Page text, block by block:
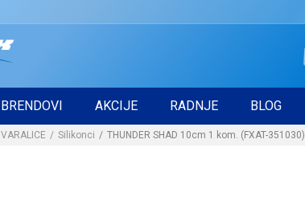
BRENDOVI AKCIJE RADNJE BLOG
VARALICE Silikonci THUNDER SHAD 10cm 1 kom. (FXAT-351030)